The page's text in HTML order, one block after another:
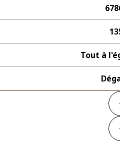
Tout à